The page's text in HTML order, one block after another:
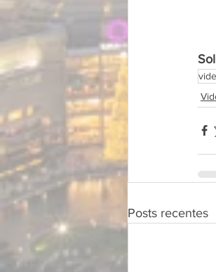
Posts recentes